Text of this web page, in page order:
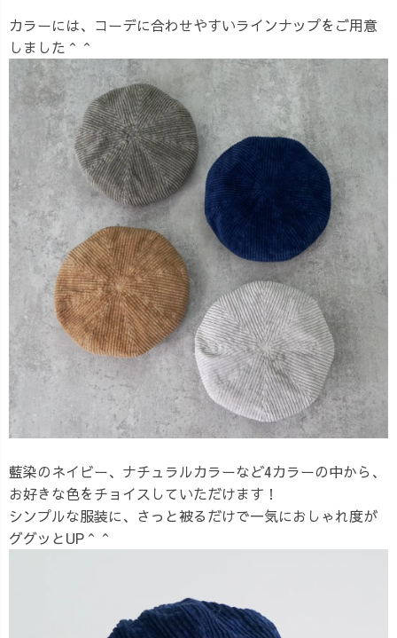
カラーには、コーデに合わせやすいラインナップをご用意
しました＾＾
藍染のネイビー、ナチュラルカラーなど4カラーの中から、
お好きな色をチョイスしていただけます！
シンプルな服装に、さっと被るだけで一気におしゃれ度が
ググッとUP＾＾